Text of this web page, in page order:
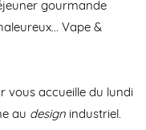
gourmande
Vape &
vous accueille du lundi
au design industriel.